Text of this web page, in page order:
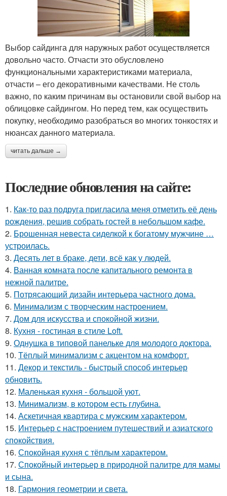
Выбор сайдинга для наружных работ осуществляется
довольно часто. Отчасти это обусловлено
функциональными характеристиками материала,
отчасти – его декоративными качествами. Не столь
важно, по каким причинам вы остановили свой выбор на
облицовке сайдингом. Но перед тем, как осуществить
покупку, необходимо разобраться во многих тонкостях и
нюансах данного материала.
читать дальше →
Последние обновления на сайте:
1. Как-то раз подруга пригласила меня отметить её день
рождения, решив собрать гостей в небольшом кафе.
2. Брошенная невеста сиделкой к богатому мужчине …
устроилась.
3. Десять лет в браке, дети, всё как у людей.
4. Ванная комната после капитального ремонта в
нежной палитре.
5. Потрясающий дизайн интерьера частного дома.
6. Минимализм с творческим настроением.
7. Дом для искусства и спокойной жизни.
8. Кухня - гостиная в стиле Loft.
9. Однушка в типовой панельке для молодого доктора.
10. Тёплый минимализм с акцентом на комфорт.
11. Декор и текстиль - быстрый способ интерьер
обновить.
12. Маленькая кухня - большой уют.
13. Минимализм, в котором есть глубина.
14. Аскетичная квартира с мужским характером.
15. Интерьер с настроением путешествий и азиатского
спокойствия.
16. Спокойная кухня с тёплым характером.
17. Спокойный интерьер в природной палитре для мамы
и сына.
18. Гармония геометрии и света.